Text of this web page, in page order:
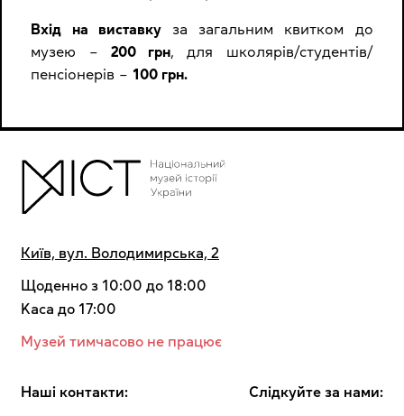
Вхід на виставку за загальним квитком до
музею – 200 грн , для школярів/студентів/
пенсіонерів –100 грн.
Київ, вул. Володимирська, 2
Щоденно з 10:00 до 18:00
Kaca до 17:00
Музей тимчасово не працює
Наші контакти: Cлідкуйте за нами: